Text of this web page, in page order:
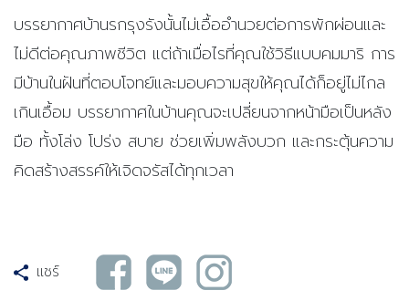
บรรยากาศบ้านรกรุงรังนั้นไม่เอื้ออำนวยต่อการพักผ่อนและ
ไม่ดีต่อคุณภาพชีวิต แต่ถ้าเมื่อไรที่คุณใช้วิธีแบบคมมาริ การ
มีบ้านในฝันที่ตอบโจทย์และมอบความสุขให้คุณได้ก็อยู่ไม่ไกล
เกินเอื้อม บรรยากาศในบ้านคุณจะเปลี่ยนจากหน้ามือเป็นหลัง
มือ ทั้งโล่ง โปร่ง สบาย ช่วยเพิ่มพลังบวก และกระตุ้นความ
คิดสร้างสรรค์ให้เจิดจรัสได้ทุกเวลา
แชร์